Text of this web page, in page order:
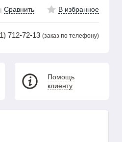
Сравнить В избранное
712-72-13 (заказ по телефону)
Помощь
клиенту